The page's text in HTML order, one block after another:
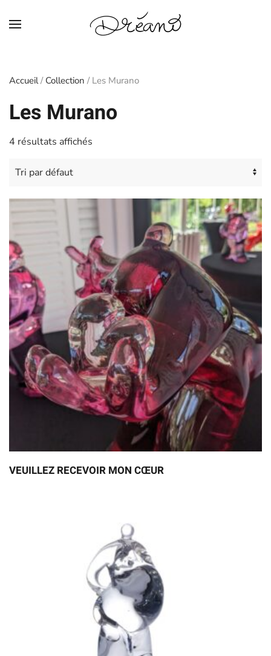
Skip to main content
Accueil/ Collection / Les Murano
Les Murano
4 résultats affichés
VEUILLEZ RECEVOIR MON CŒUR